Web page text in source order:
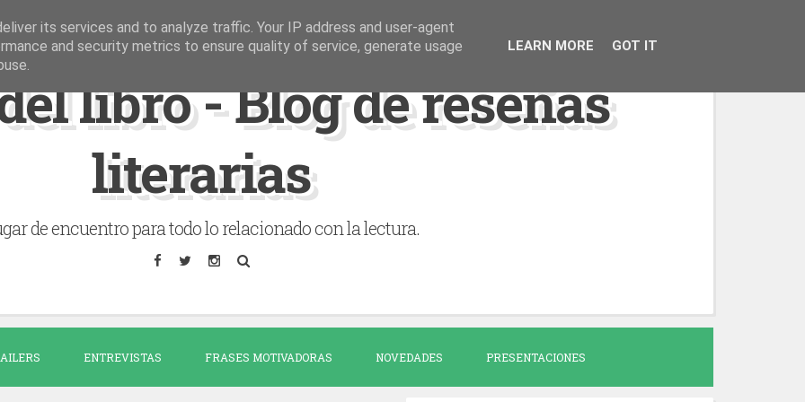
libro - Blog de reseñas
literarias
de encuentro para todo lo relacionado con la lectura.
ENTREVISTAS FRASES MOTIVADORAS NOVEDADES PRESENTACIONES
its services and to analyze traffic. Your IP address and user-agent
and security metrics to ensure quality of service, generate usage
LEARN MORE GOT IT